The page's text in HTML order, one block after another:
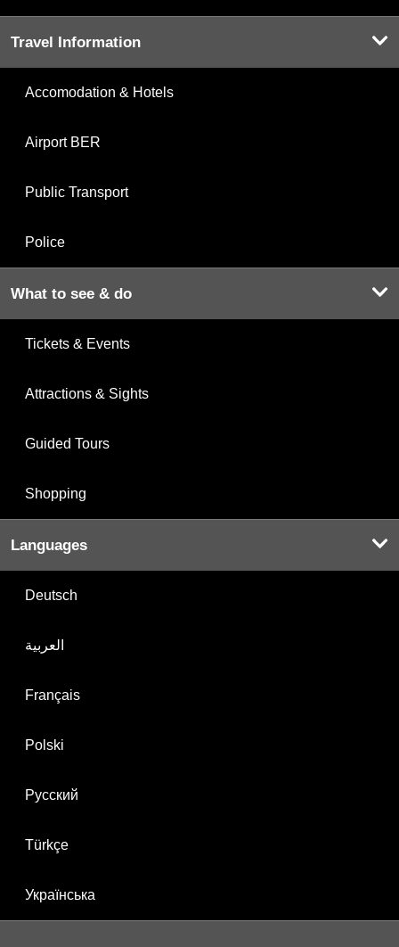
Travel Information
Accomodation & Hotels
Airport BER
Public Transport
Police
What to see & do
Tickets & Events
Attractions & Sights
Guided Tours
Shopping
Languages
Deutsch
العربية
Français
Polski
Русский
Türkçe
Українська